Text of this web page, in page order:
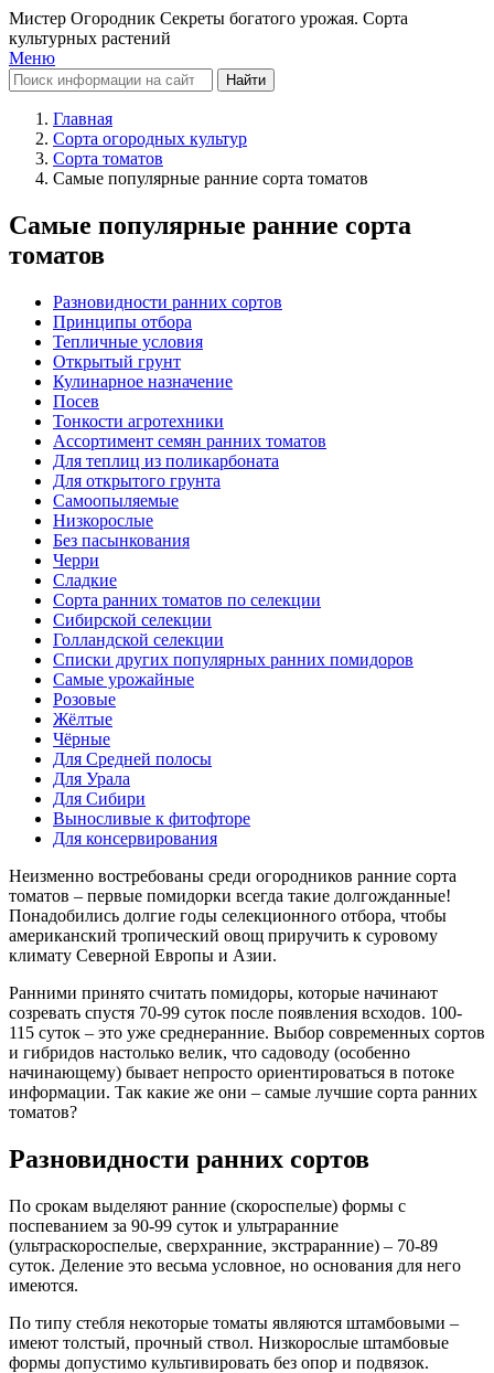
Мистер Огородник Секреты богатого урожая. Сорта
культурных растений
Меню
Найти
Главная
Сорта огородных культур
Сорта томатов
Самые популярные ранние сорта томатов
Самые популярные ранние сорта
томатов
Разновидности ранних сортов
Принципы отбора
Тепличные условия
Открытый грунт
Кулинарное назначение
Посев
Тонкости агротехники
Ассортимент семян ранних томатов
Для теплиц из поликарбоната
Для открытого грунта
Самоопыляемые
Низкорослые
Без пасынкования
Черри
Сладкие
Сорта ранних томатов по селекции
Сибирской селекции
Голландской селекции
Списки других популярных ранних помидоров
Самые урожайные
Розовые
Жёлтые
Чёрные
Для Средней полосы
Для Урала
Для Сибири
Выносливые к фитофторе
Для консервирования
Неизменно востребованы среди огородников ранние сорта
томатов – первые помидорки всегда такие долгожданные!
Понадобились долгие годы селекционного отбора, чтобы
американский тропический овощ приручить к суровому
климату Северной Европы и Азии.
Ранними принято считать помидоры, которые начинают
созревать спустя 70-99 суток после появления всходов. 100-
115 суток – это уже среднеранние. Выбор современных сортов
и гибридов настолько велик, что садоводу (особенно
начинающему) бывает непросто ориентироваться в потоке
информации. Так какие же они – самые лучшие сорта ранних
томатов?
Разновидности ранних сортов
По срокам выделяют ранние (скороспелые) формы с
поспеванием за 90-99 суток и ультраранние
(ультраскороспелые, сверхранние, экстраранние) – 70-89
суток. Деление это весьма условное, но основания для него
имеются.
По типу стебля некоторые томаты являются штамбовыми –
имеют толстый, прочный ствол. Низкорослые штамбовые
формы допустимо культивировать без опор и подвязок.